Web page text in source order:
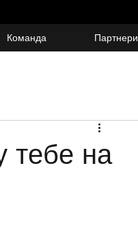
Команда Партнери
тебе на